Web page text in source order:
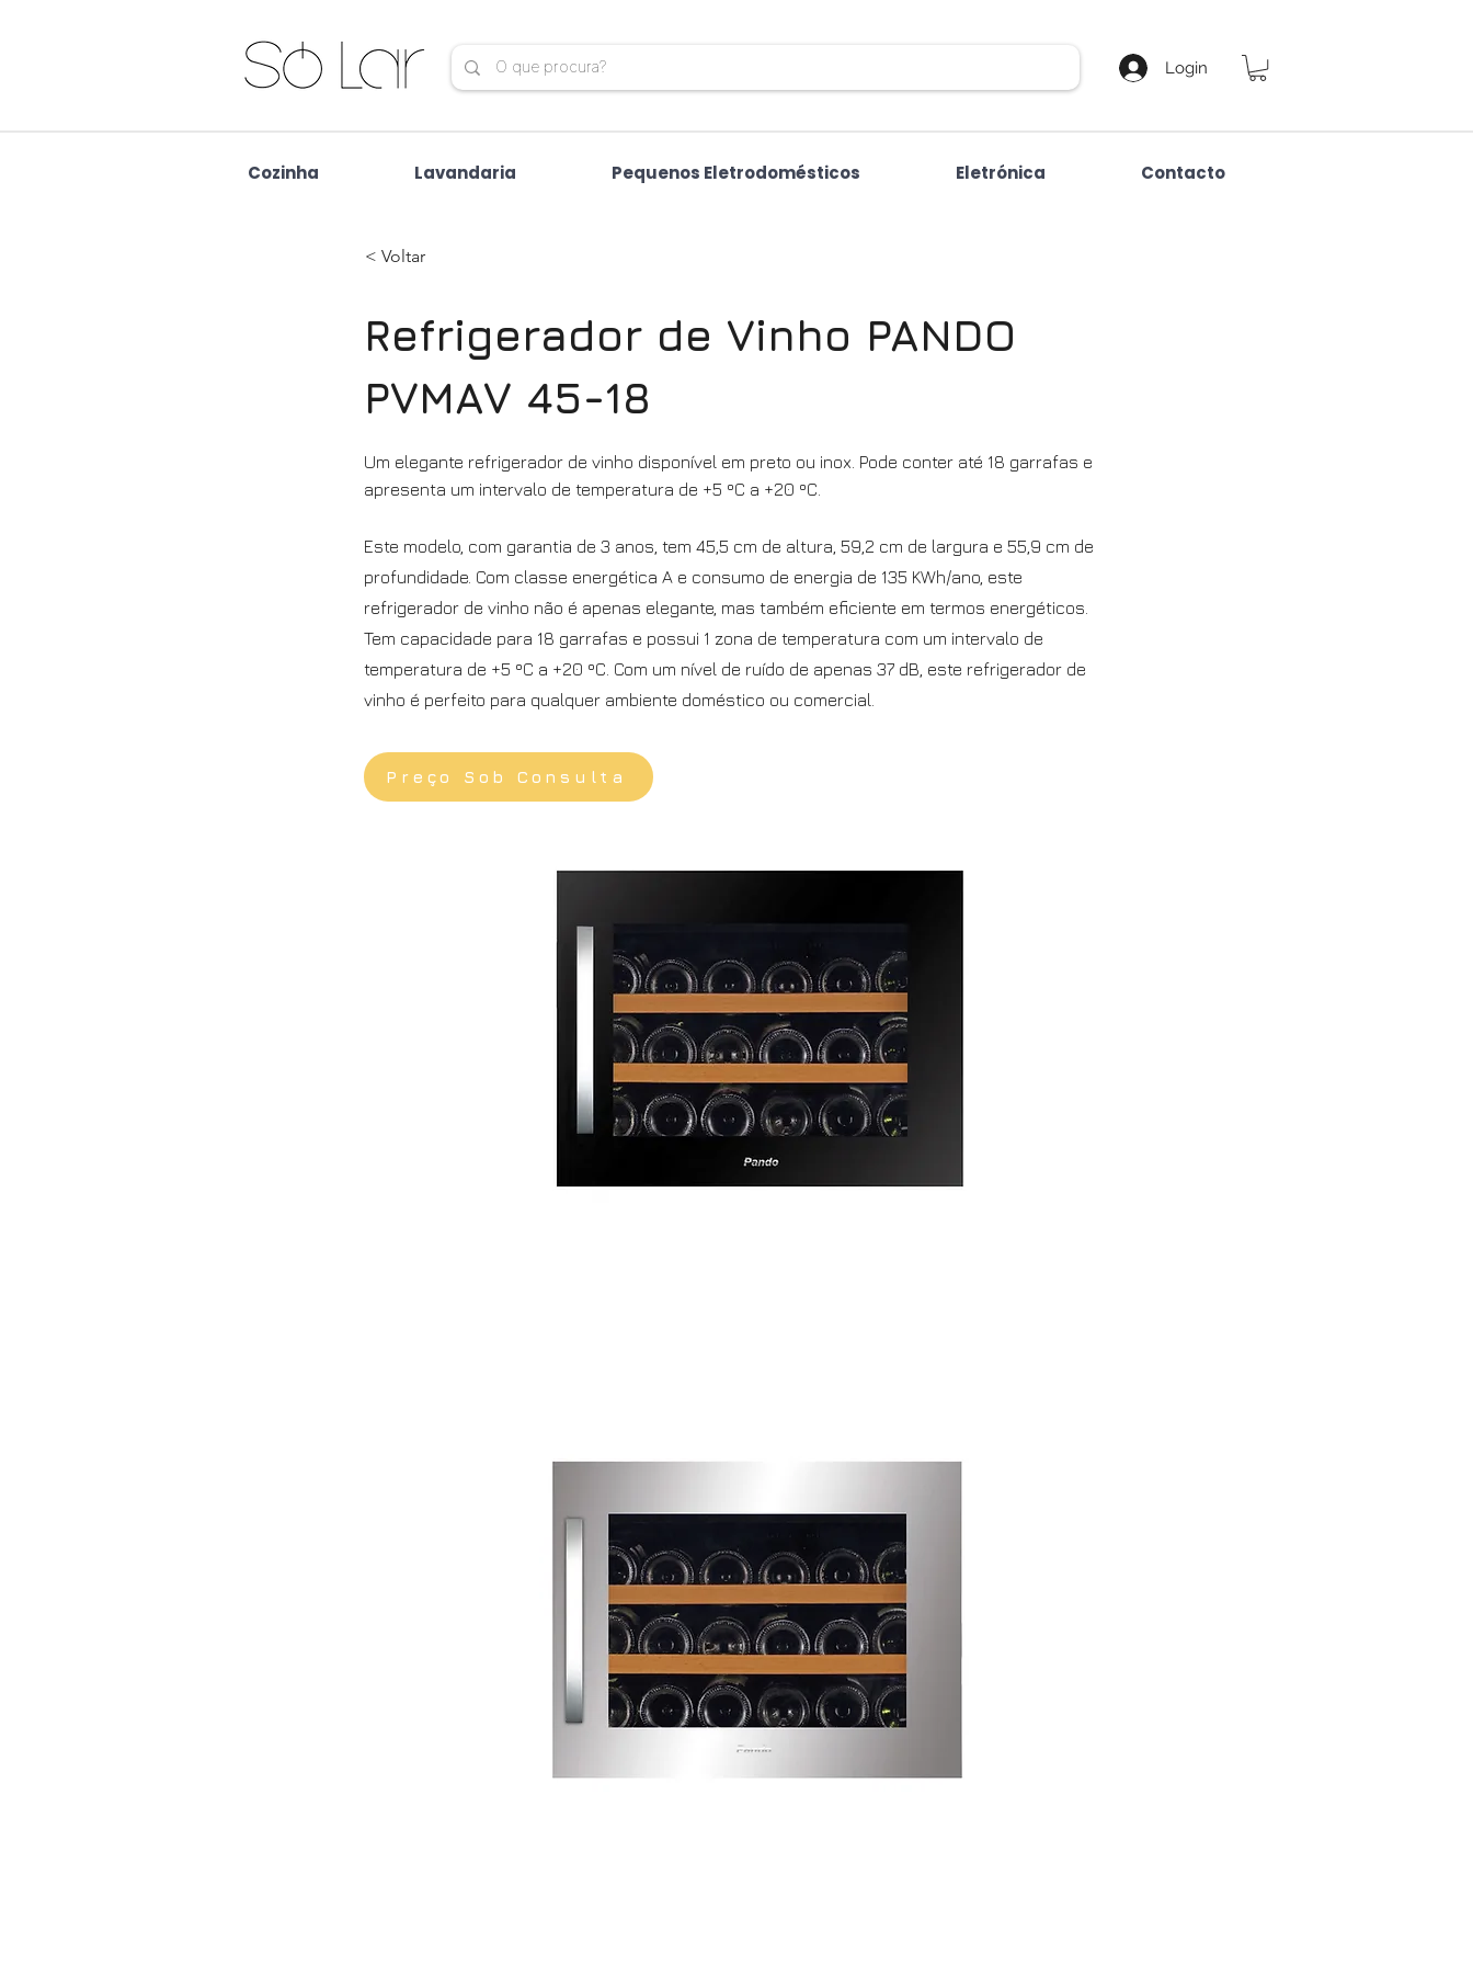
Login
Cozinha Lavandaria Pequenos Eletrodomésticos Eletrónica Contacto
< Voltar
Refrigerador de Vinho PANDO
PVMAV 45-18
Um elegante refrigerador de vinho disponível em preto ou inox. Pode conter até 18 garrafas e
apresenta um intervalo de temperatura de +5 ºC a +20 ºC.
Este modelo, com garantia de 3 anos, tem 45,5 cm de altura, 59,2 cm de largura e 55,9 cm de
profundidade. Com classe energética A e consumo de energia de 135 KWh/ano, este
refrigerador de vinho não é apenas elegante, mas também eficiente em termos energéticos.
Tem capacidade para 18 garrafas e possui 1 zona de temperatura com um intervalo de
temperatura de +5 ºC a +20 ºC. Com um nível de ruído de apenas 37 dB, este refrigerador de
vinho é perfeito para qualquer ambiente doméstico ou comercial.
Preço Sob Consulta